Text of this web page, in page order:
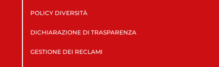
POLICY DIVERSITÀ
DICHIARAZIONE DI TRASPARENZA
GESTIONE DEI RECLAMI